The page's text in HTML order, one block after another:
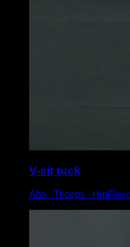
V-sit tuck
Abs ∙ Triceps ∙